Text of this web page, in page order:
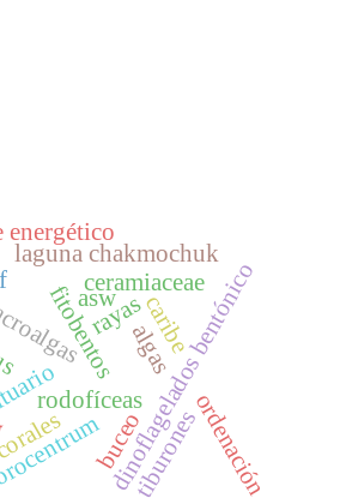
caribe
ceramiaceae
rodofíceas
fitobentosdinoflagelados bentónico
algas
tiburones
rayas
laguna chakmochuk
energético
ordenación
asw
buceo